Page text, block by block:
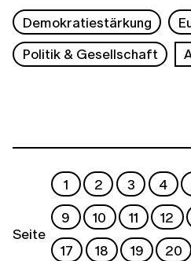
Demokratiestärkung
Politik & Gesellschaft
Seite
1 2 3 4
9
10 11 12
17
18 19 20